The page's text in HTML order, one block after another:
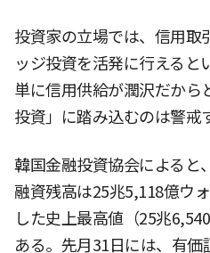
投資家の立場では、信用取
ッジ投資を活発に行えると
単に信用供給が潤沢だから
投資」に踏み込むのは警戒
韓国金融投資協会によると
融資残高は25兆5,118億ウ
した史上最高値（25兆
ある。先月31日には、有